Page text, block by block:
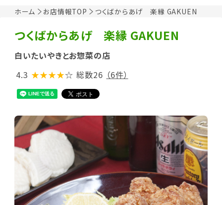
ホーム お店情報TOP つくばからあげ 楽縁 GAKUEN
つくばからあげ 楽縁 GAKUEN
白いたいやきとお惣菜の店
4.3 ★★★★☆ 総数26 （6件）